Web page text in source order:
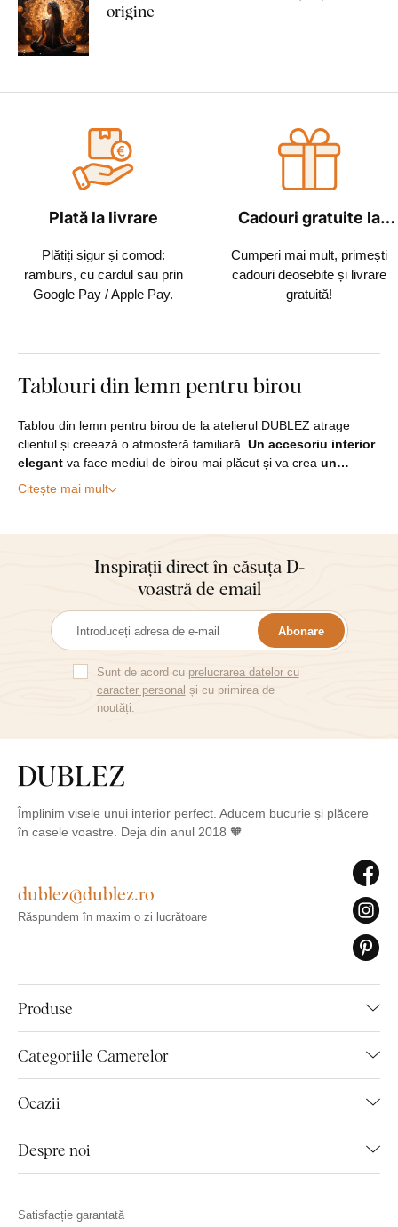
origine
Plată la livrare
Plătiți sigur și comod:
ramburs, cu cardul sau prin
Google Pay / Apple Pay.
Cadouri gratuite la
Cumperi mai mult, primești
cadouri deosebite și livrare
gratuită!
Tablouri din lemn pentru birou
Tablou din lemn pentru birou de la atelierul DUBLEZ atrage
clientul și creează o atmosferă familiară. Un accesoriu interior
elegant va face mediul de birou mai plăcut și va crea un…
Citește mai mult
Inspirații direct în căsuța D-
voastră de email
Abonare
Sunt de acord cu prelucrarea datelor cu
caracter personal și cu primirea de
noutăți.
Împlinim visele unui interior perfect. Aducem bucurie și plăcere
în casele voastre. Deja din anul 2018 🧡
Produse
Categoriile Camerelor
Ocazii
Despre noi
dublez@dublez.ro
Răspundem în maxim o zi lucrătoare
Satisfacție garantată